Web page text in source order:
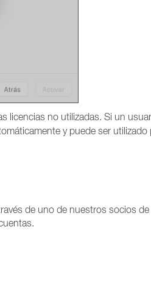
licencias no utilizadas. Si un
y puede ser utilizado
de uno de nuestros socios de